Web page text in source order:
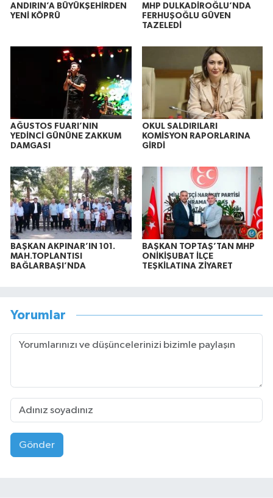
ANDIRIN’A BÜYÜKŞEHİRDEN
YENİ KÖPRÜ
MHP DULKADİROĞLU’NDA
FERHUŞOĞLU GÜVEN
TAZELEDİ
AĞUSTOS FUARI’NIN
YEDİNCİ GÜNÜNE ZAKKUM
DAMGASI
OKUL SALDIRILARI
KOMİSYON RAPORLARINA
GİRDİ
BAŞKAN AKPINAR’IN 101.
MAH.TOPLANTISI
BAĞLARBAŞI’NDA
BAŞKAN TOPTAŞ’TAN MHP
ONİKİŞUBAT İLÇE
TEŞKİLATINA ZİYARET
Yorumlar
Gönder